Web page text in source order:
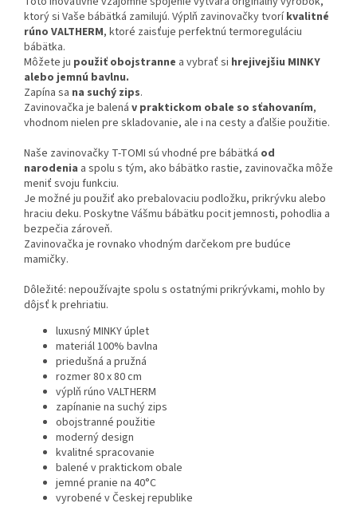
ktorý si Vaše bábätká zamilujú. Výplň zavinovačky tvoríkvalitné
rúno VALTHERM, ktoré zaisťuje perfektnú termoreguláciu
bábätka.
Môžete ju použiť obojstranne a vybrať si hrejivejšiu MINKY
alebo jemnú bavlnu.
Zapína sa na suchý zips.
Zavinovačka je balená v praktickom obale so sťahovaním,
vhodnom nielen pre skladovanie, ale i na cesty a ďalšie použitie.
Naše zavinovačky T-TOMI sú vhodné pre bábätká od
narodenia a spolu s tým, ako bábätko rastie, zavinovačka môže
meniť svoju funkciu.
Je možné ju použiť ako prebalovaciu podložku, prikrývku alebo
hraciu deku. Poskytne Vášmu bábätku pocit jemnosti, pohodlia a
bezpečia zároveň.
Zavinovačka je rovnako vhodným darčekom pre budúce
mamičky.
Dôležité: nepoužívajte spolu s ostatnými prikrývkami, mohlo by
dôjsť k prehriatiu.
luxusný MINKY úplet
materiál 100% bavlna
priedušná a pružná
rozmer 80 x 80 cm
výplň rúno VALTHERM
zapínanie na suchý zips
obojstranné použitie
moderný design
kvalitné spracovanie
balené v praktickom obale
jemné pranie na 40°C
vyrobené v Českej republike